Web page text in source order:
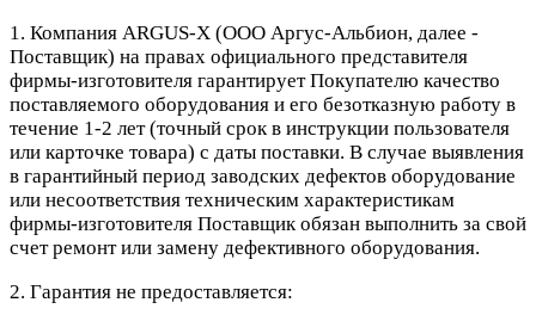
1. Компания ARGUS-X (ООО Аргус-Альбион, далее -
Поставщик) на правах официального представителя
фирмы-изготовителя гарантирует Покупателю качество
поставляемого оборудования и его безотказную работу в
течение 1-2 лет (точный срок в инструкции пользователя
или карточке товара) с даты поставки. В случае выявления
в гарантийный период заводских дефектов оборудование
или несоответствия техническим характеристикам
фирмы-изготовителя Поставщик обязан выполнить за свой
счет ремонт или замену дефективного оборудования.
2. Гарантия не предоставляется: